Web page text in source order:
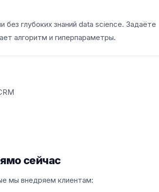
глубоких знаний data science. Задаёте
алгоритм и гиперпараметры.
сейчас
мы внедряем клиентам: